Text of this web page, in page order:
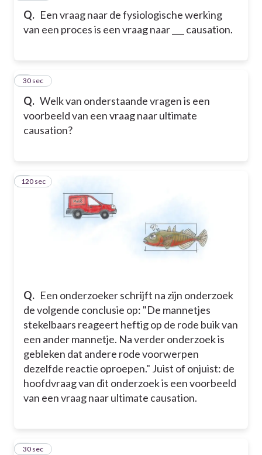
Q. Een vraag naar de fysiologische werking
van een proces is een vraag naar ___ causation.
Q. Welk van onderstaande vragen is een
voorbeeld van een vraag naar ultimate
causation?
3
30 sec
Q. Een onderzoeker schrijft na zijn onderzoek
de volgende conclusie op: "De mannetjes
stekelbaars reageert heftig op de rode buik van
een ander mannetje. Na verder onderzoek is
gebleken dat andere rode voorwerpen
dezelfde reactie oproepen." Juist of onjuist: de
hoofdvraag van dit onderzoek is een voorbeeld
van een vraag naar ultimate causation.
4
120 sec
5
30 sec